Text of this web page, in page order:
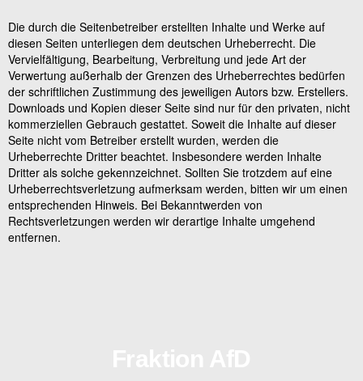
Die durch die Seitenbetreiber erstellten Inhalte und Werke auf
diesen Seiten unterliegen dem deutschen Urheberrecht. Die
Vervielfältigung, Bearbeitung, Verbreitung und jede Art der
Verwertung außerhalb der Grenzen des Urheberrechtes bedürfen
der schriftlichen Zustimmung des jeweiligen Autors bzw. Erstellers.
Downloads und Kopien dieser Seite sind nur für den privaten, nicht
kommerziellen Gebrauch gestattet. Soweit die Inhalte auf dieser
Seite nicht vom Betreiber erstellt wurden, werden die
Urheberrechte Dritter beachtet. Insbesondere werden Inhalte
Dritter als solche gekennzeichnet. Sollten Sie trotzdem auf eine
Urheberrechtsverletzung aufmerksam werden, bitten wir um einen
entsprechenden Hinweis. Bei Bekanntwerden von
Rechtsverletzungen werden wir derartige Inhalte umgehend
entfernen.